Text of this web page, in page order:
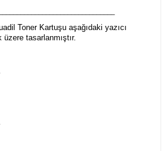
Toner Kartuşu aşağıdaki yazıcı
tasarlanmıştır.